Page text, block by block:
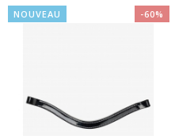
NOUVEAU -60%